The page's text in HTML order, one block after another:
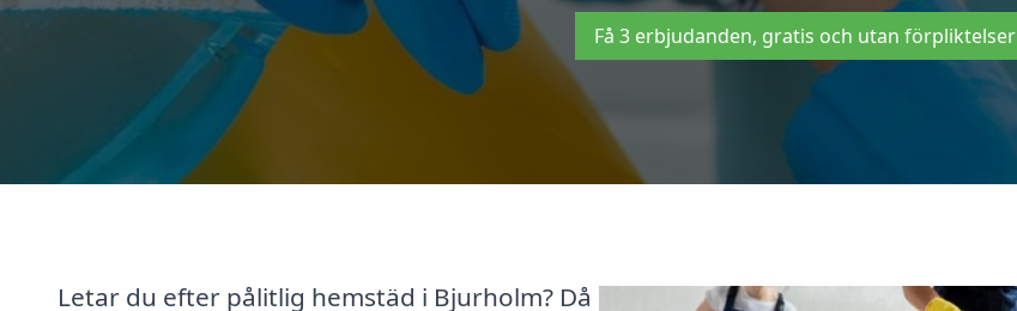
Få 3 erbjudanden, gratis och utan förpliktelser
Letar du efter pålitlig hemstäd i Bjurholm? Då